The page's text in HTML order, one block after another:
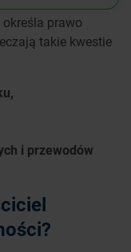
określa prawo
takie kwestie
i przewodów